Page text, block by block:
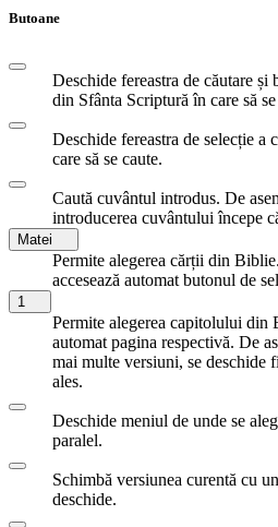
Butoane
Deschide fereastra de căutare
din Sfânta Scriptură în care să se
Deschide fereastra de selecție
care să se caute.
Caută cuvântul introdus. De
introducerea cuvântului începe
Matei
Permite alegerea cărții din
accesează automat butonul de
1
Permite alegerea capitolului din
automat pagina respectivă. De
mai multe versiuni, se deschide
ales.
Deschide meniul de unde se
paralel.
Schimbă versiunea curentă cu
deschide.